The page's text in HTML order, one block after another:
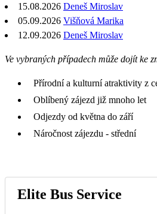
15.08.2026 Deneš Miroslav
05.09.2026 Višňová Marika
12.09.2026 Deneš Miroslav
Ve vybraných případech může dojít ke
Přírodní a kulturní atraktivity z
Oblíbený zájezd již mnoho let
Odjezdy od května do září
Náročnost zájezdu - střední
Elite Bus Service